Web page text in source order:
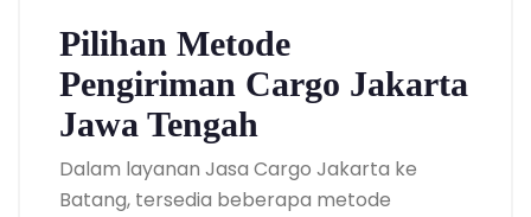
Pilihan Metode
Pengiriman Cargo Jakarta
Jawa Tengah
Dalam layanan Jasa Cargo Jakarta ke
Batang, tersedia beberapa metode